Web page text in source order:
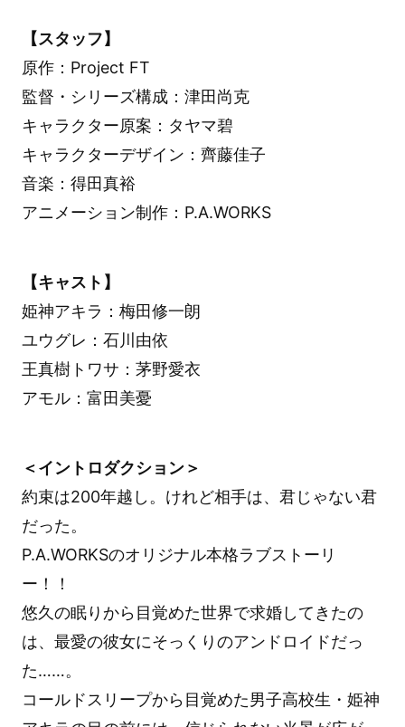
【スタッフ】
原作：Project FT
監督・シリーズ構成：津田尚克
キャラクター原案：タヤマ碧
キャラクターデザイン：齊藤佳子
音楽：得田真裕
アニメーション制作：P.A.WORKS
【キャスト】
姫神アキラ：梅田修一朗
ユウグレ：石川由依
王真樹トワサ：茅野愛衣
アモル：富田美憂
＜イントロダクション＞
約束は200年越し。けれど相手は、君じゃない君
だった。
P.A.WORKSのオリジナル本格ラブストーリ
ー！！
悠久の眠りから目覚めた世界で求婚してきたの
は、最愛の彼女にそっくりのアンドロイドだっ
た……。
コールドスリープから目覚めた男子高校生・姫神